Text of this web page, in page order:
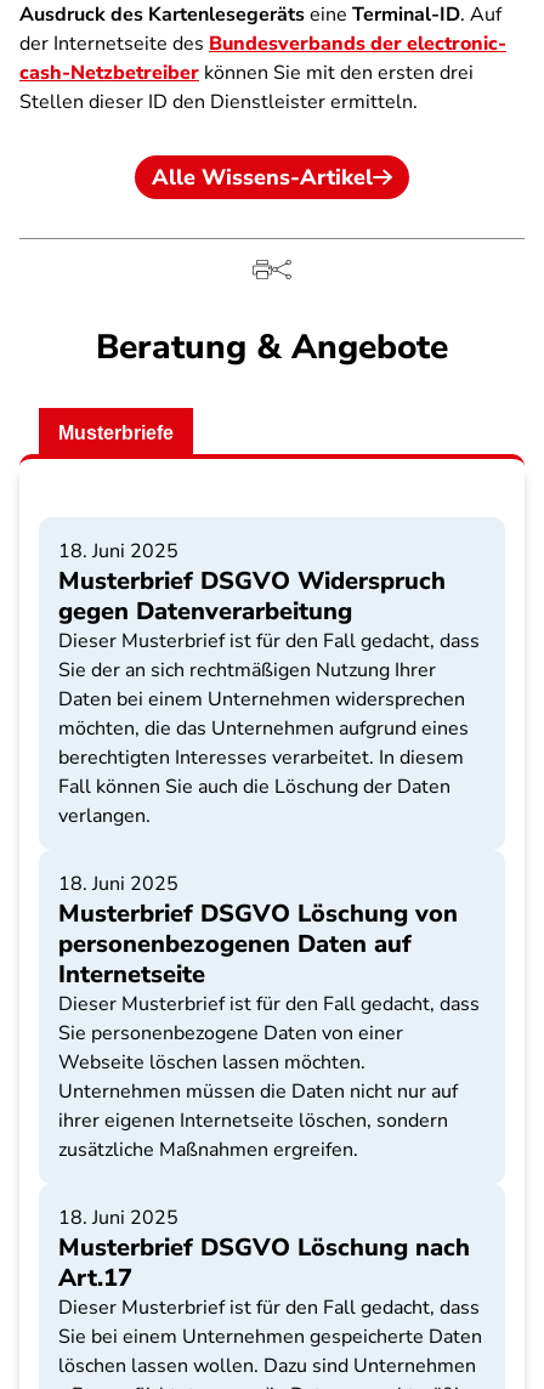
Ausdruck des Kartenlesegerätseine Terminal-ID. Auf
der Internetseite des Bundesverbands der electronic-
cash-Netzbetreiber können Sie mit den ersten drei
Stellen dieser ID den Dienstleister ermitteln.
Alle Wissens-Artikel
Beratung & Angebote
Musterbriefe
18. Juni 2025
Musterbrief DSGVO Widerspruch
gegen Datenverarbeitung
Dieser Musterbrief ist für den Fall gedacht, dass
Sie der an sich rechtmäßigen Nutzung Ihrer
Daten bei einem Unternehmen widersprechen
möchten, die das Unternehmen aufgrund eines
berechtigten Interesses verarbeitet. In diesem
Fall können Sie auch die Löschung der Daten
verlangen.
18. Juni 2025
Musterbrief DSGVO Löschung von
personenbezogenen Daten auf
Internetseite
Dieser Musterbrief ist für den Fall gedacht, dass
Sie personenbezogene Daten von einer
Webseite löschen lassen möchten.
Unternehmen müssen die Daten nicht nur auf
ihrer eigenen Internetseite löschen, sondern
zusätzliche Maßnahmen ergreifen.
18. Juni 2025
Musterbrief DSGVO Löschung nach
Art.17
Dieser Musterbrief ist für den Fall gedacht, dass
Sie bei einem Unternehmen gespeicherte Daten
löschen lassen wollen. Dazu sind Unternehmen